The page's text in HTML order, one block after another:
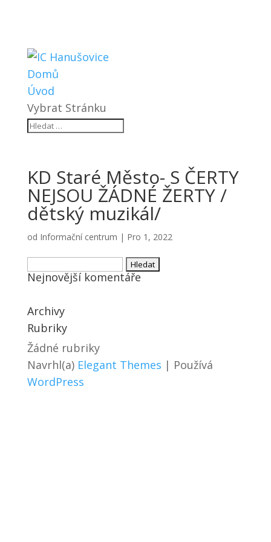
Domů
Úvod
Vybrat Stránku
KD Staré Město- S ČERTY
NEJSOU ŽÁDNÉ ŽERTY /
dětský muzikál/
od Informační centrum | Pro 1, 2022
Vyhledávání
Nejnovější komentáře
Archivy
Rubriky
Žádné rubriky
Navrhl(a) Elegant Themes | Používá
WordPress